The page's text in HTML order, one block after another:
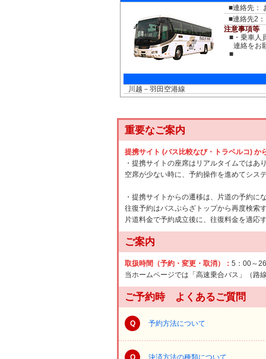
■連絡先：
■連絡先2
注意事項等
■ ・乗車
連絡をお
■
川越－羽田空港線
重要なご案内
提携サイト (バス比較なび・トラベルコ) か
・提携サイトの座席はリアルタイムでは
空席が少ない時に、予約操作を進めてシス
・提携サイトからの遷移は、片道の予約に
往復予約はバスぷらざトップから再度検索
片道料金で予約成立後に、往復料金を適応
ご案内
取扱時間（予約・変更・取消）： 5：00～
当ホームページでは「高速乗合バス」（路
ご予約時 よくあるご質問
Q 予約方法について
Q 決済方法の種類について